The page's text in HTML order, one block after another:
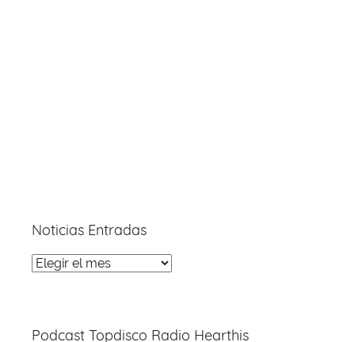
Noticias Entradas
Noticias
Podcast Topdisco Radio Hearthis